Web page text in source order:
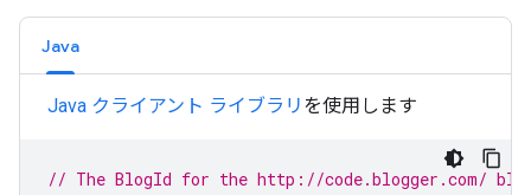
Java
Java クライアント ライブラリ を使用します
// The BlogId for the http://code.blogger.com/